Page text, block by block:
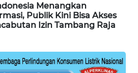
Menangkan
Publik Kini Bisa Akses
Izin Tambang Raja